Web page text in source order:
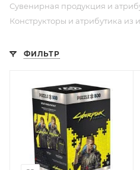
Сувенирная продукция и
Конструкторы и атрибутика из
ФИЛЬТР